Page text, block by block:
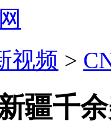
视频 >
疆千